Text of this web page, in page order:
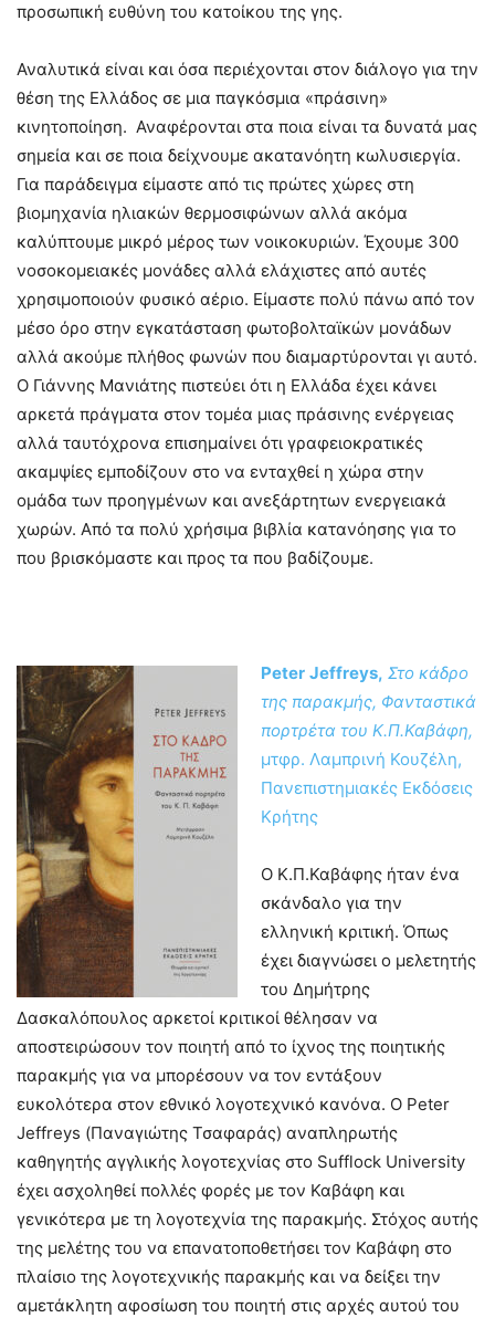
προσωπική ευθύνη του κατοίκου της γης.
Αναλυτικά είναι και όσα περιέχονται στον διάλογο για την
θέση της Ελλάδος σε μια παγκόσμια «πράσινη»
κινητοποίηση. Αναφέρονται στα ποια είναι τα δυνατά μας
σημεία και σε ποια δείχνουμε ακατανόητη κωλυσιεργία.
Για παράδειγμα είμαστε από τις πρώτες χώρες στη
βιομηχανία ηλιακών θερμοσιφώνων αλλά ακόμα
καλύπτουμε μικρό μέρος των νοικοκυριών. Έχουμε 300
νοσοκομειακές μονάδες αλλά ελάχιστες από αυτές
χρησιμοποιούν φυσικό αέριο. Είμαστε πολύ πάνω από τον
μέσο όρο στην εγκατάσταση φωτοβολταϊκών μονάδων
αλλά ακούμε πλήθος φωνών που διαμαρτύρονται γι αυτό.
Ο Γιάννης Μανιάτης πιστεύει ότι η Ελλάδα έχει κάνει
αρκετά πράγματα στον τομέα μιας πράσινης ενέργειας
αλλά ταυτόχρονα επισημαίνει ότι γραφειοκρατικές
ακαμψίες εμποδίζουν στο να ενταχθεί η χώρα στην
ομάδα των προηγμένων και ανεξάρτητων ενεργειακά
χωρών. Από τα πολύ χρήσιμα βιβλία κατανόησης για το
που βρισκόμαστε και προς τα που βαδίζουμε.
Peter Jeffreys, Στο κάδρο
της παρακμής, Φανταστικά
πορτρέτα του Κ.Π.Καβάφη,
μτφρ. Λαμπρινή Κουζέλη,
Πανεπιστημιακές Εκδόσεις
Κρήτης
Ο Κ.Π.Καβάφης ήταν ένα
σκάνδαλο για την
ελληνική κριτική. Όπως
έχει διαγνώσει ο μελετητής
του Δημήτρης
Δασκαλόπουλος αρκετοί κριτικοί θέλησαν να
αποστειρώσουν τον ποιητή από το ίχνος της ποιητικής
παρακμής για να μπορέσουν να τον εντάξουν
ευκολότερα στον εθνικό λογοτεχνικό κανόνα. Ο Peter
Jeffreys (Παναγιώτης Τσαφαράς) αναπληρωτής
καθηγητής αγγλικής λογοτεχνίας στο Sufflock University
έχει ασχοληθεί πολλές φορές με τον Καβάφη και
γενικότερα με τη λογοτεχνία της παρακμής. Στόχος αυτής
της μελέτης του να επανατοποθετήσει τον Καβάφη στο
πλαίσιο της λογοτεχνικής παρακμής και να δείξει την
αμετάκλητη αφοσίωση του ποιητή στις αρχές αυτού του